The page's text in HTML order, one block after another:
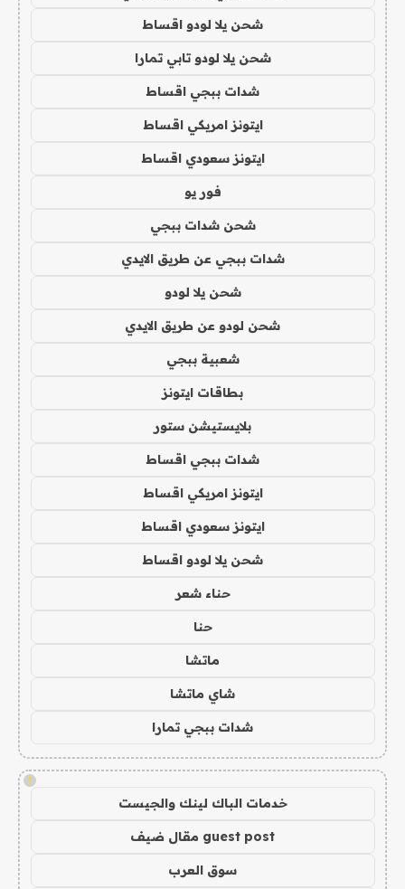
شحن يلا لودو اقساط
شحن يلا لودو تابي تمارا
شدات ببجي اقساط
ايتونز امريكي اقساط
ايتونز سعودي اقساط
فور يو
شحن شدات ببجي
شدات ببجي عن طريق الايدي
شحن يلا لودو
شحن لودو عن طريق الايدي
شعبية ببجي
بطاقات ايتونز
بلايستيشن ستور
شدات ببجي اقساط
ايتونز امريكي اقساط
ايتونز سعودي اقساط
شحن يلا لودو اقساط
حناء شعر
حنا
ماتشا
شاي ماتشا
شدات ببجي تمارا
!
خدمات الباك لينك والجيست
guest post مقال ضيف
سوق العرب